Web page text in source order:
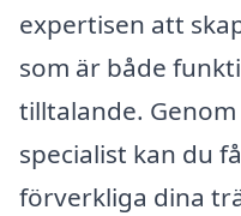
expertisen att
som är både
tilltalande.
specialist kan du
förverkliga dina